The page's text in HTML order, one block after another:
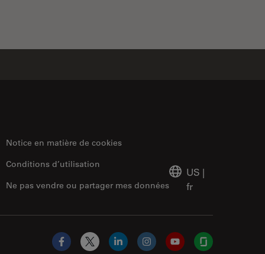
Notice en matière de cookies
Ne pas vendre ou partager mes données
Conditions d’utilisation
US |
fr
Facebook
X LinkedInInstagramYouTubeGlassdoor